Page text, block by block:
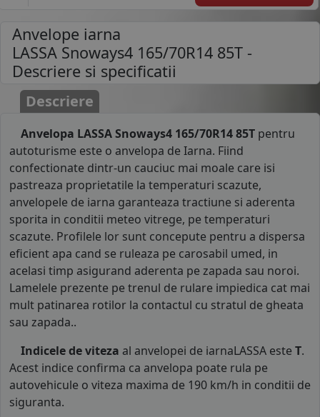
Anvelope iarna
LASSA Snoways4 165/70R14 85T -
Descriere si specificatii
Descriere
Anvelopa LASSA Snoways4 165/70R14 85T pentru
autoturisme este o anvelopa de Iarna. Fiind
confectionate dintr-un cauciuc mai moale care isi
pastreaza proprietatile la temperaturi scazute,
anvelopele de iarna garanteaza tractiune si aderenta
sporita in conditii meteo vitrege, pe temperaturi
scazute. Profilele lor sunt concepute pentru a dispersa
eficient apa cand se ruleaza pe carosabil umed, in
acelasi timp asigurand aderenta pe zapada sau noroi.
Lamelele prezente pe trenul de rulare impiedica cat mai
mult patinarea rotilor la contactul cu stratul de gheata
sau zapada..
Indicele de viteza al anvelopei de iarnaLASSA este T.
Acest indice confirma ca anvelopa poate rula pe
autovehicule o viteza maxima de 190 km/h in conditii de
siguranta.